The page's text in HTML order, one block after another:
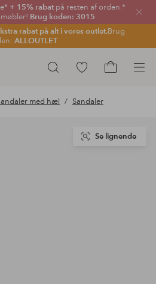
+ 15% rabatpå resten af orden.*
Brug koden: 3015
rabat på alt i vores outlet.Brug
ALLOUTLET
Luk
Søg
Gå
favoritmarkerede
med hæl Sandaler
Se lignende